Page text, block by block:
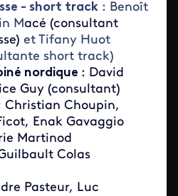
- short track : Benoît
Macé (consultant
et Tifany Huot
short track)
nordique : David
Guy (consultant)
Christian Choupin,
Enak Gavaggio
Martinod
Colas
Pasteur, Luc